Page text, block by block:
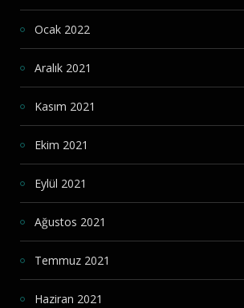
Ocak 2022
Aralık 2021
Kasım 2021
Ekim 2021
Eylül 2021
Ağustos 2021
Temmuz 2021
Haziran 2021